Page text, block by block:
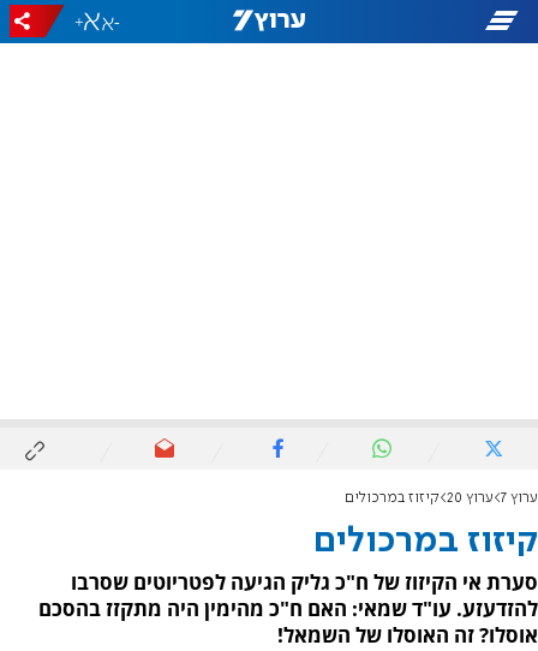
-
+
ערוץ 7 ערוץ 20 קיזוז במרכולים
קיזוז במרכולים
סערת אי הקיזוז של ח"כ גליק הגיעה לפטריוטים שסרבו
להזדעזע. עו"ד שמאי: האם ח"כ מהימין היה מתקזז בהסכם
אוסלו? זה האוסלו של השמאל!